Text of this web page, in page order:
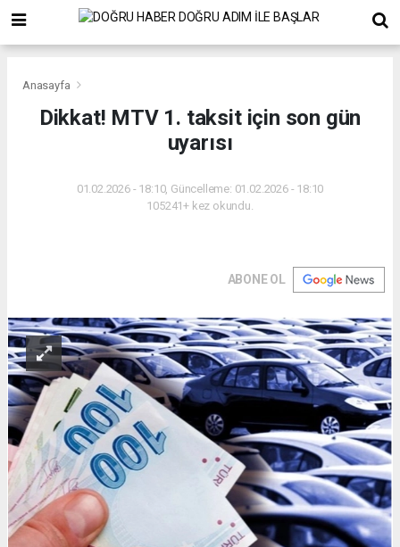
Anasayfa
Dikkat! MTV 1. taksit için son gün
uyarısı
01.02.2026 - 18:10, Güncelleme: 01.02.2026 - 18:10
105241+ kez okundu.
ABONE OL